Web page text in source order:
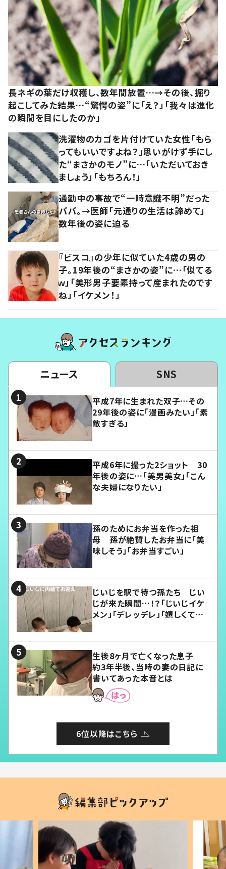
長ネギの葉だけ収穫し、数年間放置…→その後、掘り
起こしてみた結果…“驚愕の姿”に「え？」「我々は進化
の瞬間を目にしたのか」
洗濯物のカゴを片付けていた女性「もら
ってもいいですよね？」思いがけず手にし
た“まさかのモノ”に…「いただいておき
ましょう」「もちろん！」
通勤中の事故で“一時意識不明”だった
パパ。→医師「元通りの生活は諦めて」
数年後の姿に迫る
『ビスコ』の少年に似ていた4歳の男の
子。19年後の“まさかの姿”に…「似てる
ｗ」「美形男子要素持って産まれたのです
ね」「イケメン！」
ニュース SNS
平成7年に生まれた双子…その
29年後の姿に「漫画みたい」「素
敵すぎる」
平成6年に撮った2ショット 30
年後の姿に…「美男美女」「こん
な夫婦になりたい」
孫のためにお弁当を作った祖
母 孫が絶賛したお弁当に「美
味しそう」「お弁当すごい」
じいじを駅で待つ孫たち じい
じが来た瞬間…！？「じいじイケ
メン」「デレッデレ」「嬉しくて可
生後8ヶ月で亡くなった息子
約3年半後、当時の妻の日記に
書いてあった本音とは
6位以降はこちら